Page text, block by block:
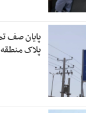
پایان صف
پلاک منطقه